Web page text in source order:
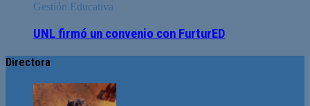
Gestión Educativa
UNL firmó un convenio con FurturED
Directora